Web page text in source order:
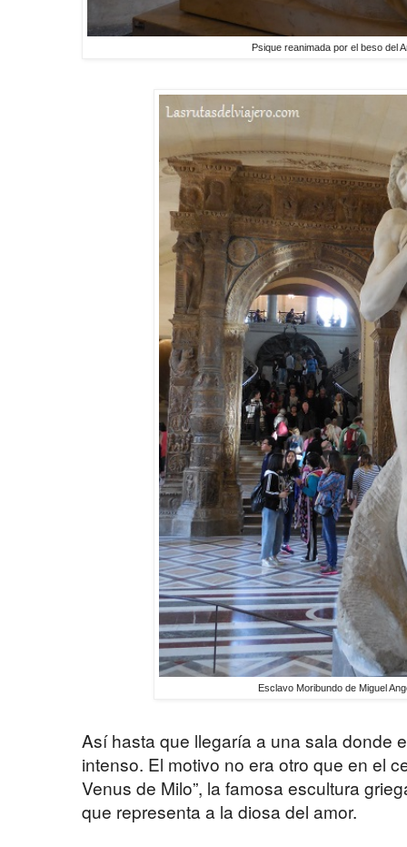
Psique reanimada por el beso del
Esclavo Moribundo de Miguel
Así hasta que llegaría a una sala donde
intenso. El motivo no era otro que en el
Venus de Milo”, la famosa escultura
que representa a la diosa del amor.